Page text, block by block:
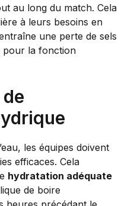
au long du match. Cela
à leurs besoins en
une perte de sels
pour la fonction
les équipes doivent
efficaces. Cela
hydratation adéquate
de boire